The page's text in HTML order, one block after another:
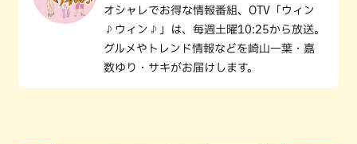
オシャレでお得な情報番組、OTV「ウィン
♪ウィン♪」は、毎週土曜10:25から放送。
グルメやトレンド情報などを崎山一葉・嘉
数ゆり・サキがお届けします。